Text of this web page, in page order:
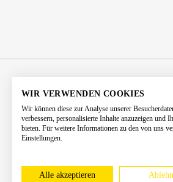
AGB Impressum
Barrierefreiheitserklärung
WIR VERWENDEN COOKIES
Wir können diese zur Analyse unserer
verbessern, personalisierte Inhalte anzuzeigen und
bieten. Für weitere Informationen zu den von uns
Einstellungen.
Alle akzeptieren